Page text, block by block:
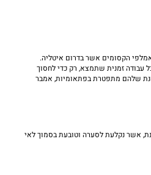
מוצאת את עצמה בחופי אמלפי הקסומים אשר בדרום איטליה.
עבודה זמנית שתמצא, רק כדי לחסוך
שלהם מתפטרת בפתאומיות, אמבר
אשר נקלעת לסערה וטובעת בסמוך לאי